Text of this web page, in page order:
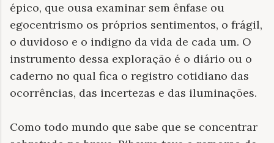
épico, que ousa examinar sem ênfase ou
egocentrismo os próprios sentimentos, o frágil,
o duvidoso e o indigno da vida de cada um. O
instrumento dessa exploração é o diário ou o
caderno no qual fica o registro cotidiano das
ocorrências, das incertezas e das iluminações.
Como todo mundo que sabe que se concentrar